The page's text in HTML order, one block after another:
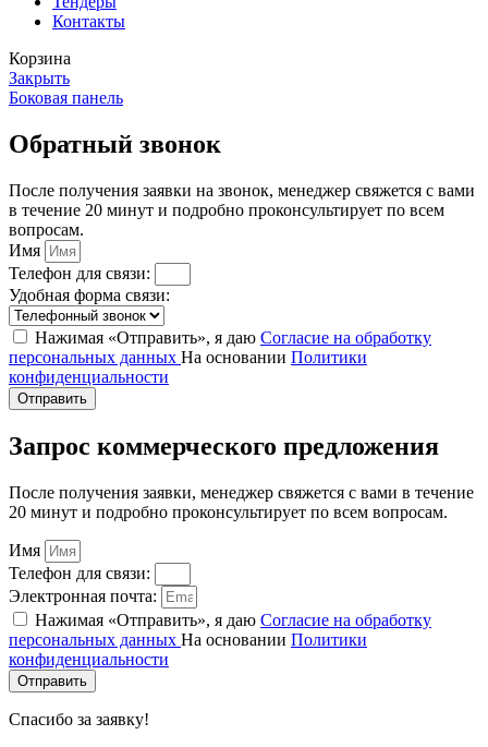
Контакты
Корзина
Закрыть
Боковая панель
Обратный звонок
После получения заявки на звонок, менеджер свяжется с вами
в течение 20 минут и подробно проконсультирует по всем
вопросам.
Имя
Телефон для связи:
Удобная форма связи:
Нажимая «Отправить», я даю Согласие на обработку
персональных данных На основании Политики
конфиденциальности
Отправить
Запрос коммерческого предложения
После получения заявки, менеджер свяжется с вами в течение
20 минут и подробно проконсультирует по всем вопросам.
Имя
Телефон для связи:
Электронная почта:
Нажимая «Отправить», я даю Согласие на обработку
персональных данных На основании Политики
конфиденциальности
Отправить
Спасибо за заявку!